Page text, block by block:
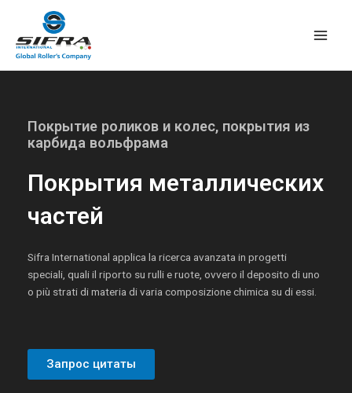
содержимому
Покрытие роликов и колес, покрытия из
карбида вольфрама
Покрытия металлических
частей
Sifra International applica la ricerca avanzata in progetti
speciali, quali il riporto su rulli e ruote, ovvero il deposito di uno
o più strati di materia di varia composizione chimica su di essi.
Запрос цитаты